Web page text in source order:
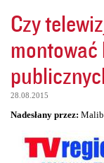
Czy
28.08.2015
Nadesłany przez: